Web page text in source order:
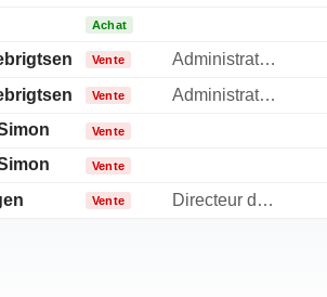
Achat
Vente
Administrateur
Vente
Administrateur
Vente
Vente
Vente Directeur des ressources humaines